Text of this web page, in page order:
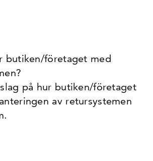
butiken/företaget med
på hur butiken/företaget
av retursystemen